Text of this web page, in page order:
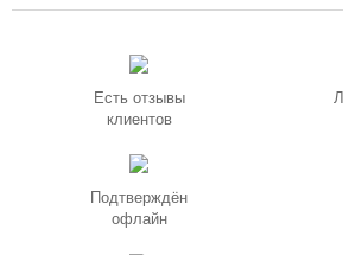
Есть отзывы
клиентов
Подтверждён
офлайн